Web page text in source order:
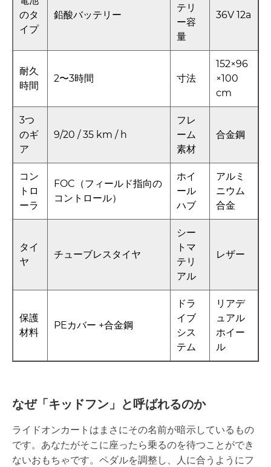
のタ
イプ
鉛酸バッテリー
テリ
ー容
量
36V 12a
耐久
時間
2〜3時間 寸法
152×96
×100
cm
3つ
のギ
ア
9/20 / 35 km / h
フレ
ーム
素材
合金鋼
コン
トロ
ーラ
FOC（フィールド指向の
コントロール）
ホイ
ール
ハブ
アルミ
ニウム
合金
タイ
ヤ
チューブレスタイヤ
シー
トマ
テリ
アル
レザー
保護
材料
PEカバー +合金鋼
ドラ
イブ
シス
テム
リアデ
ュアル
ホイー
ル
なぜ「キッドフン」と呼ばれるのか
ライドオンカートはまさにその名前が暗示しているもの
です。あなたがそこに座ったら乗るのを待つことができ
ないおもちゃです。ペダルを調整し、人に合うようにフ